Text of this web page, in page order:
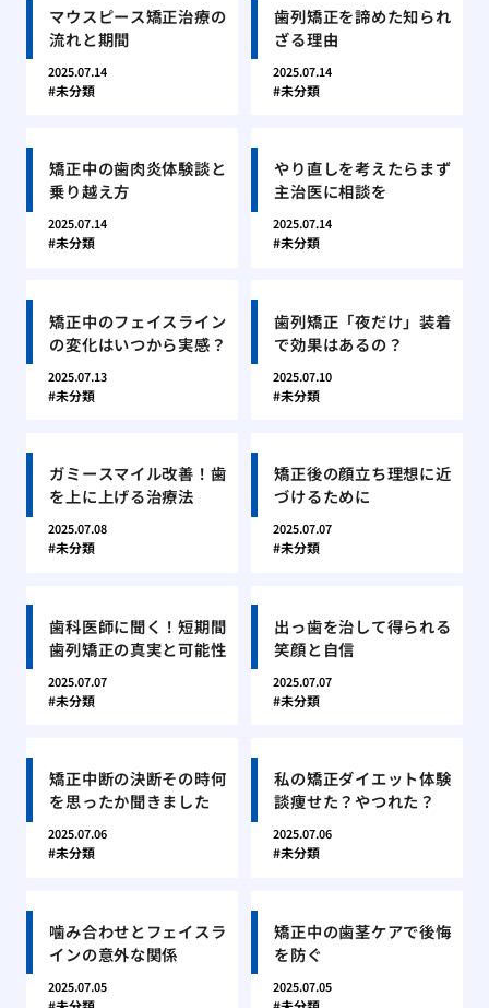
マウスピース矯正治療の
流れと期間
2025.07.14
未分類
歯列矯正を諦めた知られ
ざる理由
2025.07.14
未分類
矯正中の歯肉炎体験談と
乗り越え方
2025.07.14
未分類
やり直しを考えたらまず
主治医に相談を
2025.07.14
未分類
矯正中のフェイスライン
の変化はいつから実感？
2025.07.13
未分類
歯列矯正「夜だけ」装着
で効果はあるの？
2025.07.10
未分類
ガミースマイル改善！歯
を上に上げる治療法
2025.07.08
未分類
矯正後の顔立ち理想に近
づけるために
2025.07.07
未分類
歯科医師に聞く！短期間
歯列矯正の真実と可能性
2025.07.07
未分類
出っ歯を治して得られる
笑顔と自信
2025.07.07
未分類
矯正中断の決断その時何
を思ったか聞きました
2025.07.06
未分類
私の矯正ダイエット体験
談痩せた？やつれた？
2025.07.06
未分類
噛み合わせとフェイスラ
インの意外な関係
2025.07.05
矯正中の歯茎ケアで後悔
を防ぐ
2025.07.05